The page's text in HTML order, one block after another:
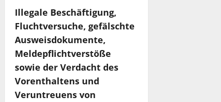
Illegale Beschäftigung,
Fluchtversuche, gefälschte
Ausweisdokumente,
Meldepflichtverstöße
sowie der Verdacht des
Vorenthaltens und
Veruntreuens von